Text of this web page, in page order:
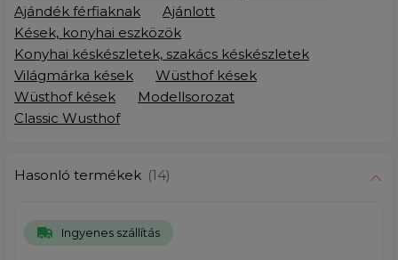
Ajándék férfiaknak
Ajánlott
Kések, konyhai eszközök
Konyhai késkészletek, szakács késkészletek
Világmárka kések
Wüsthof kések
Wüsthof kések
Modellsorozat
Classic Wusthof
Hasonló termékek (14)
Ingyenes szállítás